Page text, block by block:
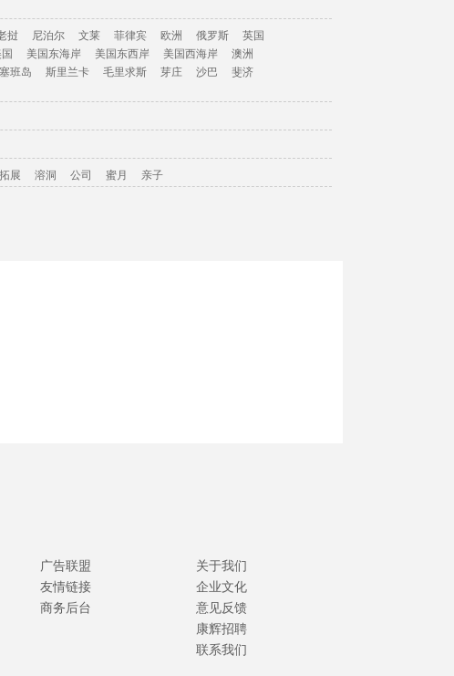
挝 尼泊尔 文莱 菲律宾 欧洲 俄罗斯
英国
美国东海岸 美国东西岸 美国西海岸
澳洲
塞班岛 斯里兰卡 毛里求斯 芽庄 沙巴
斐济
拓展 溶洞 公司 蜜月 亲子
广告联盟
友情链接
商务后台
关于我们
企业文化
意见反馈
康辉招聘
联系我们